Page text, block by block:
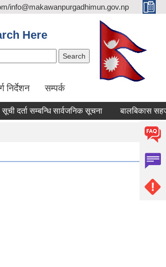
info@makawanpurgadhimun.gov.np
Here
निर्देशन सम्पर्क
सम्बन्धि सार्वजनिक सूचना बालबिकास सहजकर्ता